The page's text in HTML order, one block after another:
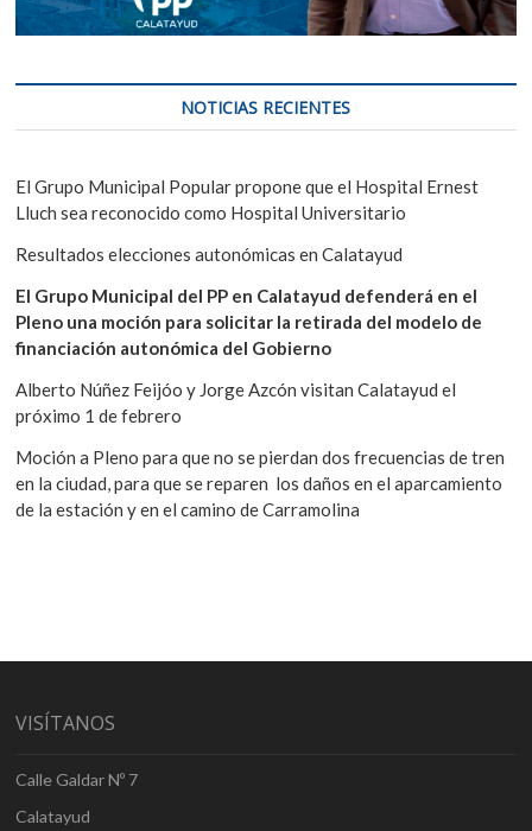
NOTICIAS RECIENTES
El Grupo Municipal Popular propone que el Hospital Ernest
Lluch sea reconocido como Hospital Universitario
Resultados elecciones autonómicas en Calatayud
El Grupo Municipal del PP en Calatayud defenderá en el
Pleno una moción para solicitar la retirada del modelo de
financiación autonómica del Gobierno
Alberto Núñez Feijóo y Jorge Azcón visitan Calatayud el
próximo 1 de febrero
Moción a Pleno para que no se pierdan dos frecuencias de tren
en la ciudad, para que se reparen los daños en el aparcamiento
de la estación y en el camino de Carramolina
VISÍTANOS
Calle Galdar Nº 7
Calatayud